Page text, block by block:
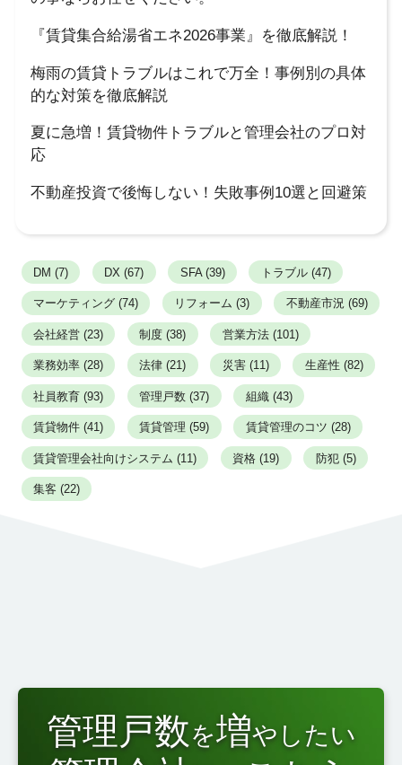
『賃貸集合給湯省エネ2026事業』を徹底解説！
梅雨の賃貸トラブルはこれで万全！事例別の具体
的な対策を徹底解説
夏に急増！賃貸物件トラブルと管理会社のプロ対
応
不動産投資で後悔しない！失敗事例10選と回避策
DM (7) DX (67) SFA (39) トラブル (47)
マーケティング (74) リフォーム (3) 不動産市況 (69)
会社経営 (23) 制度 (38) 営業方法 (101)
業務効率 (28) 法律 (21) 災害 (11) 生産性 (82)
社員教育 (93) 管理戸数 (37) 組織 (43)
賃貸物件 (41) 賃貸管理 (59) 賃貸管理のコツ (28)
賃貸管理会社向けシステム (11) 資格 (19) 防犯 (5)
集客 (22)
管理戸数を増やしたい